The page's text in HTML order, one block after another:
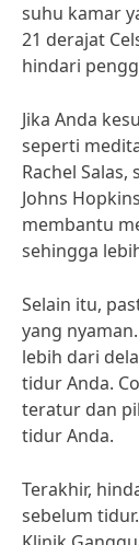
suhu kamar
21 derajat
hindari
Jika Anda
seperti
Rachel
Johns
membantu
sehingga
Selain itu,
yang
lebih dari
tidur Anda.
teratur dan
tidur Anda.
Terakhir,
sebelum